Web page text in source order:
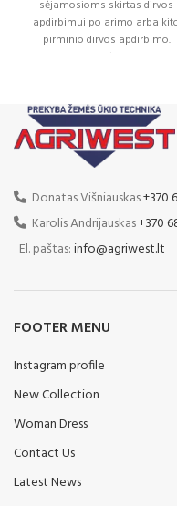
sėjamosioms skirtas dirvos
apdirbimui po arimo arba
pirminio dirvos apdirbimo.
sąnaudas. Savybės:
dvi noragėlių eilės, kurių
dydis 32 mm * 12 mm S - tipo
Dviejų cilindrų hidro
užkabinimas
Styginis volas - ø 330mm
Donatas Višniauskas+370
Karolis Andrijauskas+370
El. paštas:info@agriwest.lt
FOOTER MENU
Instagram profile
New Collection
Woman Dress
Contact Us
Latest News